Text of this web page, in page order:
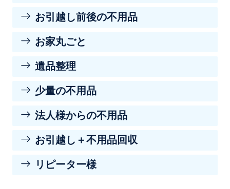
お引越し前後の不用品
お家丸ごと
遺品整理
少量の不用品
法人様からの不用品
お引越し＋不用品回収
リピーター様